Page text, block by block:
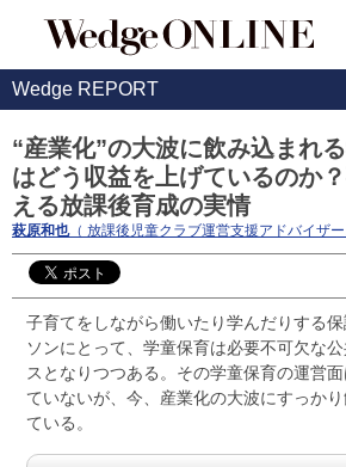
Wedge REPORT
“産業化”の大波に飲み込まれ
はどう収益を上げているのか
える放課後育成の実情
萩原和也（ 放課後児童クラブ運営支援アドバイザー
子育てをしながら働いたり学んだりする
ソンにとって、学童保育は必要不可欠な
スとなりつつある。その学童保育の運営
ていないが、今、産業化の大波にすっか
ている。